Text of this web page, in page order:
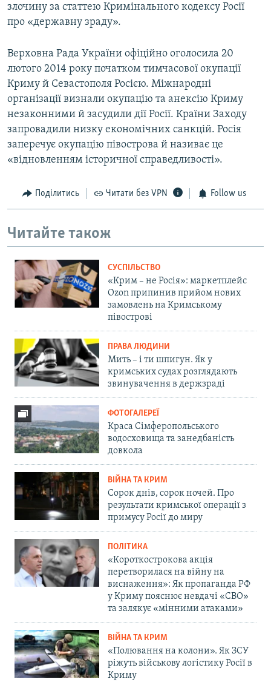
злочину за статтею Кримінального кодексу Росії
про «державну зраду».
Верховна Рада України офіційно оголосила 20
лютого 2014 року початком тимчасової окупації
Криму й Севастополя Росією. Міжнародні
організації визнали окупацію та анексію Криму
незаконними й засудили дії Росії. Країни Заходу
запровадили низку економічних санкцій. Росія
заперечує окупацію півострова й називає це
«відновленням історичної справедливості».
Поділитись Читати без VPN Follow us
Читайте також
СУСПІЛЬСТВО
«Крим – не Росія»: маркетплейс
Ozon припинив прийом нових
замовлень на Кримському
півострові
ПРАВА ЛЮДИНИ
Мить – і ти шпигун. Як у
кримських судах розглядають
звинувачення в держзраді
ФОТОГАЛЕРЕЇ
Краса Сімферопольського
водосховища та занедбаність
довкола
ВІЙНА ТА КРИМ
Сорок днів, сорок ночей. Про
результати кримської операції з
примусу Росії до миру
ПОЛІТИКА
«Короткострокова акція
перетворилася на війну на
виснаження»: Як пропаганда РФ
у Криму пояснює невдачі «СВО»
та залякує «мінними атаками»
ВІЙНА ТА КРИМ
«Полювання на колони». Як ЗСУ
ріжуть військову логістику Росії в
Криму